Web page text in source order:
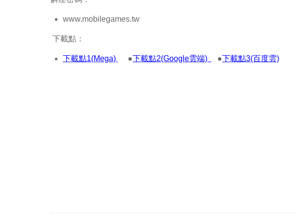
www.mobilegames.tw
下載點：
下載點1(Mega) ●下載點2(Google雲端) ●下載點3(百度雲)